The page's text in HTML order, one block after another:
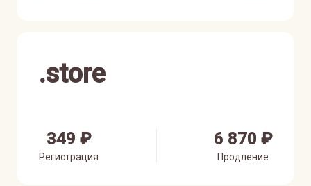
.store
349 ₽
Регистрация
6 870 ₽
Продление